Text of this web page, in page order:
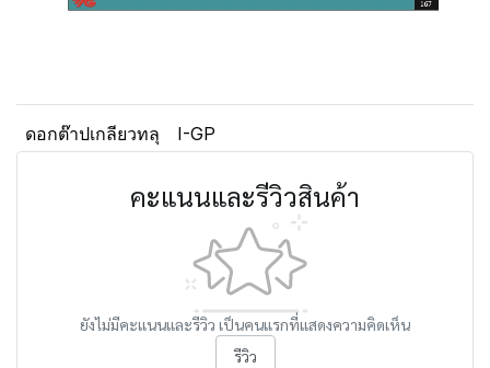
ดอกต๊าปเกลียวทลุ I-GP
คะแนนและรีวิวสินค้า
ยังไม่มีคะแนนและรีวิว เป็นคนแรกที่แสดงความคิดเห็น
รีวิว